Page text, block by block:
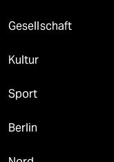
Gesellschaft
Kultur
Sport
Berlin